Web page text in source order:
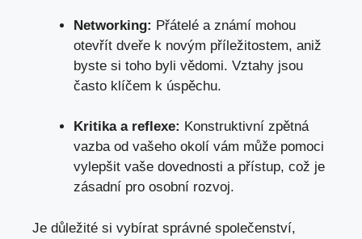
Networking: Přátelé a známí mohou
otevřít dveře k novým příležitostem, aniž
byste si toho byli vědomi. Vztahy jsou
často klíčem k úspěchu.
Kritika a reflexe: Konstruktivní zpětná
vazbaod vašeho okolí vám může pomoci
vylepšit vaše dovednosti a přístup, což je
zásadní pro osobní rozvoj.
Je důležité si vybírat správné společenství,